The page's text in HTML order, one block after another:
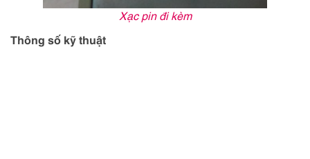
Xạc pin đi kèm
Thông số kỹ thuật